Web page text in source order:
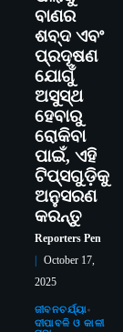
ବାଣର
ଶବ୍ଦ ଏବଂ
ପ୍ରଦୂଷଣ
ଯୋଗୁଁ
ଅସୁସ୍ଥ
ହେବାରୁ
ରୋକିବା
ପାଇଁ, ଏହି
ଟିପ୍ସଗୁଡ଼ିକୁ
ଅନୁସରଣ
କରନ୍ତୁ
Reporters Pen
October 17,
2025
ଜୀବନଚର୍ଯ୍ୟା
ଦୀପାବଳି ଓ କାଳୀ